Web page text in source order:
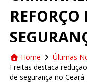
REFORÇO
Home Últimas
Freitas destaca
de segurança no Ceará